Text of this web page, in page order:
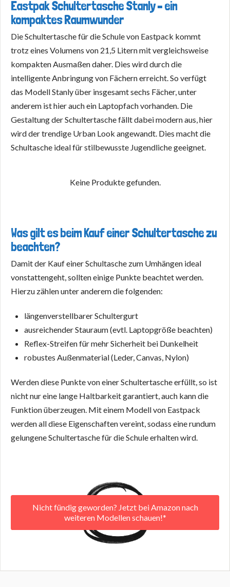
Eastpak Schultertasche Stanly – ein
kompaktes Raumwunder
Die Schultertasche für die Schule von Eastpack kommt
trotz eines Volumens von 21,5 Litern mit vergleichsweise
kompakten Ausmaßen daher. Dies wird durch die
intelligente Anbringung von Fächern erreicht. So verfügt
das Modell Stanly über insgesamt sechs Fächer, unter
anderem ist hier auch ein Laptopfach vorhanden. Die
Gestaltung der Schultertasche fällt dabei modern aus, hier
wird der trendige Urban Look angewandt. Dies macht die
Schultasche ideal für stilbewusste Jugendliche geeignet.
Keine Produkte gefunden.
Was gilt es beim Kauf einer Schultertasche zu
beachten?
Damit der Kauf einer Schultasche zum Umhängen ideal
vonstattengeht, sollten einige Punkte beachtet werden.
Hierzu zählen unter anderem die folgenden:
längenverstellbarer Schultergurt
ausreichender Stauraum (evtl. Laptopgröße beachten)
Reflex-Streifen für mehr Sicherheit bei Dunkelheit
robustes Außenmaterial (Leder, Canvas, Nylon)
Werden diese Punkte von einer Schultertasche erfüllt, so ist
nicht nur eine lange Haltbarkeit garantiert, auch kann die
Funktion überzeugen. Mit einem Modell von Eastpack
werden all diese Eigenschaften vereint, sodass eine rundum
gelungene Schultertasche für die Schule erhalten wird.
Nicht fündig geworden? Jetzt bei Amazon nach
weiteren Modellen schauen!*